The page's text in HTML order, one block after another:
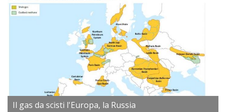
Il gas da scisti l'Europa, la Russia